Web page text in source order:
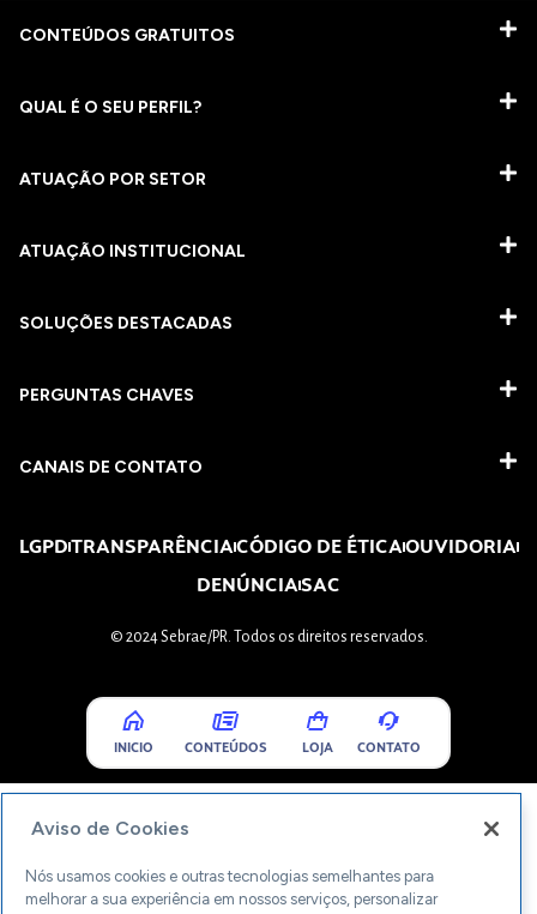
CONTEÚDOS GRATUITOS
QUAL É O SEU PERFIL?
ATUAÇÃO POR SETOR
ATUAÇÃO INSTITUCIONAL
SOLUÇÕES DESTACADAS
PERGUNTAS CHAVES​
CANAIS DE CONTATO
LGPDTRANSPARÊNCIACÓDIGO DE ÉTICAOUVIDORIA
DENÚNCIASAC
© 2024 Sebrae/PR. Todos os direitos reservados.
INICIO CONTEÚDOS LOJA CONTATO
Aviso de Cookies
Nós usamos cookies e outras tecnologias semelhantes para
melhorar a sua experiência em nossos serviços, personalizar